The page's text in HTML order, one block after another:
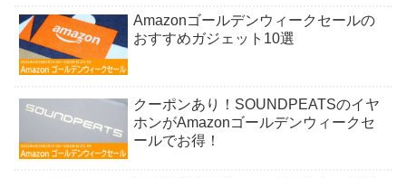
Amazonゴールデンウィークセールの
おすすめガジェット10選
クーポンあり！SOUNDPEATSのイヤ
ホンがAmazonゴールデンウィークセ
ールでお得！